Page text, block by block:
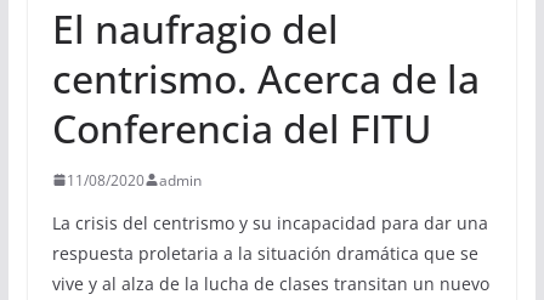
El naufragio del
centrismo. Acerca de la
Conferencia del FITU
11/08/2020 admin
La crisis del centrismo y su incapacidad para dar una
respuesta proletaria a la situación dramática que se
vive y al alza de la lucha de clases transitan un nuevo